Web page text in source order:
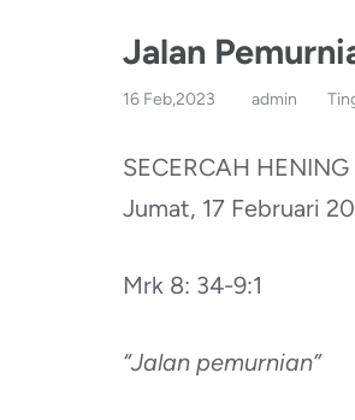
Jalan
16 Feb,2023 admin
SECERCAH HENING
Jumat, 17 Februari
Mrk 8: 34-9:1
“Jalan pemurnian”